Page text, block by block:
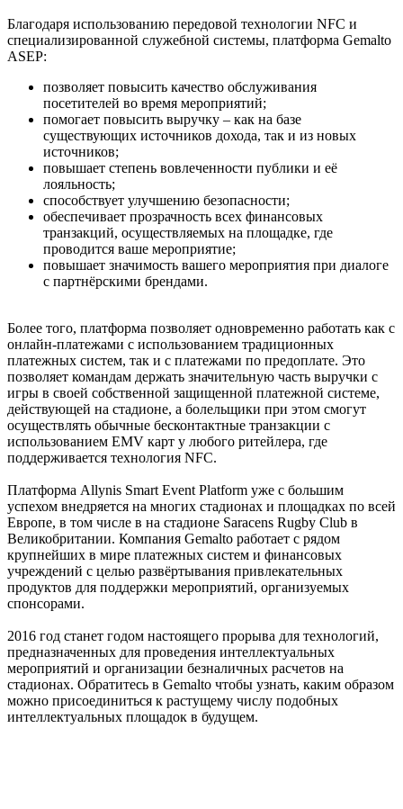
Благодаря использованию передовой технологии NFC и
специализированной служебной системы, платформа Gemalto
ASEP:
позволяет повысить качество обслуживания
посетителей во время мероприятий;
помогает повысить выручку – как на базе
существующих источников дохода, так и из новых
источников;
повышает степень вовлеченности публики и её
лояльность;
способствует улучшению безопасности;
обеспечивает прозрачность всех финансовых
транзакций, осуществляемых на площадке, где
проводится ваше мероприятие;
повышает значимость вашего мероприятия при диалоге
с партнёрскими брендами.
Более того, платформа позволяет одновременно работать как с
онлайн-платежами с использованием традиционных
платежных систем, так и с платежами по предоплате. Это
позволяет командам держать значительную часть выручки с
игры в своей собственной защищенной платежной системе,
действующей на стадионе, а болельщики при этом смогут
осуществлять обычные бесконтактные транзакции с
использованием EMV карт у любого ритейлера, где
поддерживается технология NFC.
Платформа Allynis Smart Event Platform уже с большим
успехом внедряется на многих стадионах и площадках по всей
Европе, в том числе в на стадионе Saracens Rugby Club в
Великобритании. Компания Gemalto работает с рядом
крупнейших в мире платежных систем и финансовых
учреждений с целью развёртывания привлекательных
продуктов для поддержки мероприятий, организуемых
спонсорами.
2016 год станет годом настоящего прорыва для технологий,
предназначенных для проведения интеллектуальных
мероприятий и организации безналичных расчетов на
стадионах. Обратитесь в Gemalto чтобы узнать, каким образом
можно присоединиться к растущему числу подобных
интеллектуальных площадок в будущем.